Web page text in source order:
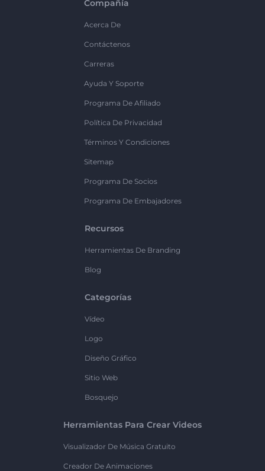
Compañía
Acerca De
Contáctenos
Carreras
Ayuda Y Soporte
Programa De Afiliado
Política De Privacidad
Términos Y Condiciones
Sitemap
Programa De Socios
Programa De Embajadores
Recursos
Herramientas De Branding
Blog
Categorías
Vídeo
Logo
Diseño Gráfico
Sitio Web
Bosquejo
Herramientas Para Crear Videos
Visualizador De Música Gratuito
Creador De Animaciones